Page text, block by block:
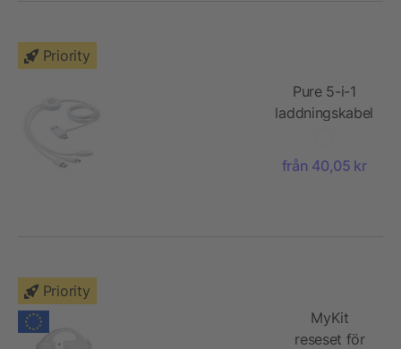
Priority
Pure 5-i-1
laddningskabel
antibakteriell
tillsats
från 40,05 kr
Priority
MyKit
reseset för